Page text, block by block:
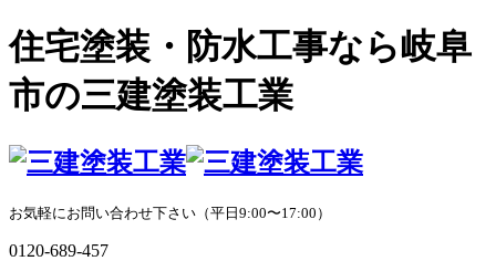
住宅塗装・防水工事なら岐阜
市の三建塗装工業
お気軽にお問い合わせ下さい（平日9:00〜17:00）
0120-689-457